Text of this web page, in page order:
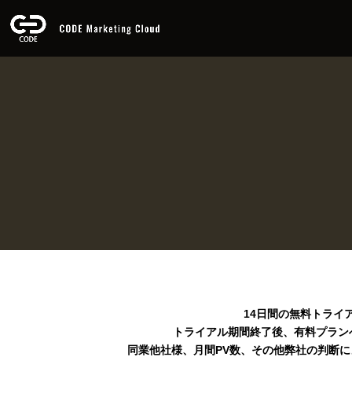
14日間の無料トライ
トライアル期間終了後、有料プラ
同業他社様、月間PV数、その他弊社の判断